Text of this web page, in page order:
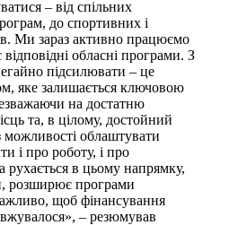
– від спільних
до спортивних і
Ми зараз активно працюємо
обласні програми. З
підсилювати – це
яке залишається ключовою
на достатню
та, в цілому, достойний
можливості облаштувати
і про роботу, і про
рухається в цьому напрямку,
розширює програми
щоб фінансування
– резюмував